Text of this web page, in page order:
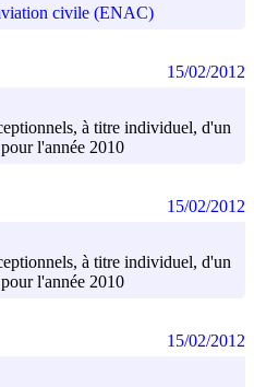
civile (ENAC)
à titre individuel, d'un
l'année 2010
15/02/2012
à titre individuel, d'un
l'année 2010
15/02/2012
15/02/2012